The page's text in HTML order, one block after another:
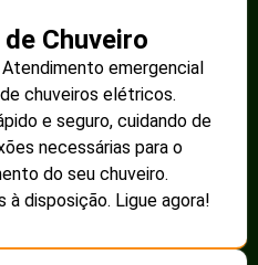
Chuveiro
emergencial
chuveiros elétricos.
e seguro, cuidando de
necessárias para o
do seu chuveiro.
à disposição. Ligue agora!